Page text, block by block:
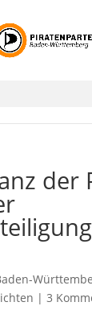
der
| 3